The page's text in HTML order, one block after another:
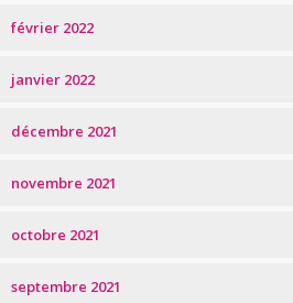
février 2022
janvier 2022
décembre 2021
novembre 2021
octobre 2021
septembre 2021